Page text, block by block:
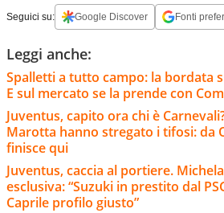
Seguici su: Google Discover Fonti
Leggi anche:
Spalletti a tutto campo: la bordata
E sul mercato se la prende con
Juventus, capito ora chi è
Marotta hanno stregato i tifosi: da
finisce qui
Juventus, caccia al portiere.
esclusiva: “Suzuki in prestito dal
Caprile profilo giusto”